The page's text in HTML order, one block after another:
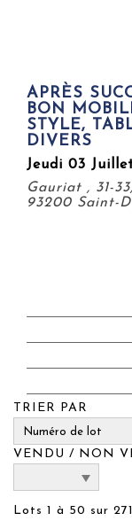
APRÈS
BON
STYLE,
DIVERS
Jeudi 03
Gauriat , 31-
93200 Saint-
TRIER PAR
VENDU / NON
Lots 1 à 50 sur 271